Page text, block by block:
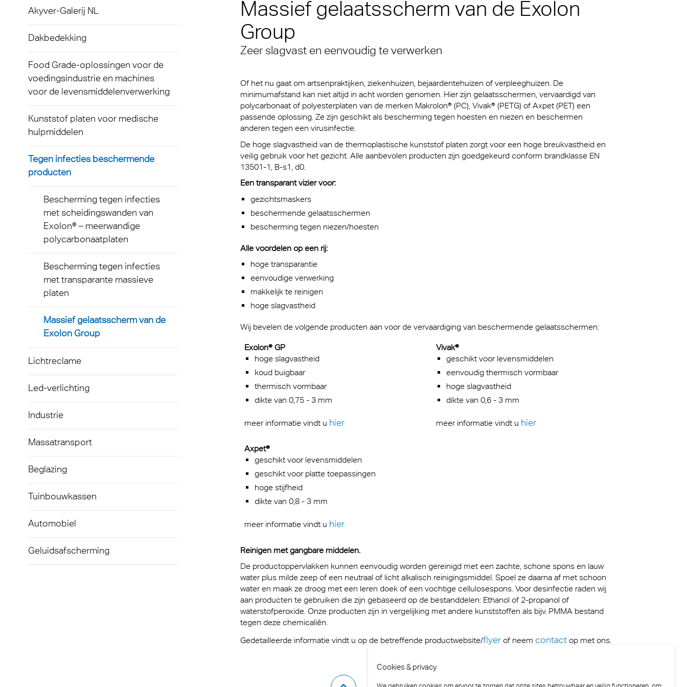
Exolon® Multiwall
Multi UV IQ-Relax
Multi Accessories
FAQ Meerwandige
Polycarbonaat Plaat
AkyVer® Multiwall Sheets
Exolon® Panel
FR
kwaliteit
Vista
Exolon® Med
WS Welding Shield
Silent Sound
Exolon® LED
Curvalite®
Opake massieve platen
Een mediterrane sfeer voor
iedereen
in
Overtuigend, zowel esthetisch
als qua functionaliteit
Kunststof platen voor medische
hulpmiddelen
Tegen infecties beschermende
Massief gelaatsscherm van de
Lichtreclame
Led-verlichting
Massatransport
Tuinbouwkassen
Geluidsafscherming
Technical Information
Loopbaan
Terms & Conditions
Akyver-Galerij NL
Dakbedekking
Food Grade-oplossingen voor de
voedingsindustrie en machines
voor de levensmiddelenverwerking
Kunststof platen voor medische
hulpmiddelen
Tegen infecties beschermende
producten
Bescherming tegen infecties
met scheidingswanden van
Exolon® – meerwandige
polycarbonaatplaten
Bescherming tegen infecties
met transparante massieve
platen
Massief gelaatsscherm van de
Exolon Group
Lichtreclame
Led-verlichting
Industrie
Massatransport
Beglazing
Tuinbouwkassen
Automobiel
Geluidsafscherming
Massief gelaatsscherm van de Exolon
Group
Zeer slagvast en eenvoudig te verwerken
Of het nu gaat om artsenpraktijken, ziekenhuizen, bejaardentehuizen of verpleeghuizen. De
minimumafstand kan niet altijd in acht worden genomen. Hier zijn gelaatsschermen, vervaardigd van
polycarbonaat of polyesterplaten van de merken Makrolon® (PC), Vivak® (PETG) of Axpet (PET) een
passende oplossing. Ze zijn geschikt als bescherming tegen hoesten en niezen en beschermen
anderen tegen een virusinfectie.
De hoge slagvastheid van de thermoplastische kunststof platen zorgt voor een hoge breukvastheid en
veilig gebruik voor het gezicht. Alle aanbevolen producten zijn goedgekeurd conform brandklasse EN
13501-1, B-s1, d0.
Een transparant vizier voor:
gezichtsmaskers
beschermende gelaatsschermen
bescherming tegen niezen/hoesten
Alle voordelen op een rij:
hoge transparantie
eenvoudige verwerking
makkelijk te reinigen
hoge slagvastheid
Wij bevelen de volgende producten aan voor de vervaardiging van beschermende gelaatsschermen:
Exolon® GP
hoge slagvastheid
koud buigbaar
thermisch vormbaar
dikte van 0,75 - 3 mm
meer informatie vindt u hier
Vivak®
geschikt voor levensmiddelen
eenvoudig thermisch vormbaar
hoge slagvastheid
dikte van 0,6 - 3 mm
meer informatie vindt u hier
Axpet®
geschikt voor levensmiddelen
geschikt voor platte toepassingen
hoge stijfheid
dikte van 0,8 - 3 mm
meer informatie vindt u hier
Reinigen met gangbare middelen.
De productoppervlakken kunnen eenvoudig worden gereinigd met een zachte, schone spons en lauw
water plus milde zeep of een neutraal of licht alkalisch reinigingsmiddel. Spoel ze daarna af met schoon
water en maak ze droog met een leren doek of een vochtige cellulosespons. Voor desinfectie raden wij
aan producten te gebruiken die zijn gebaseerd op de bestanddelen: Ethanol of 2-propanol of
waterstofperoxide. Onze producten zijn in vergelijking met andere kunststoffen als bijv. PMMA bestand
tegen deze chemicaliën.
Gedetailleerde informatie vindt u op de betreffende productwebsite/flyerof neem contactop met ons.
Cookies & privacy